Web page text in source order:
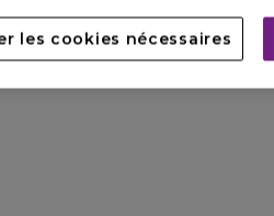
les cookies nécessaires